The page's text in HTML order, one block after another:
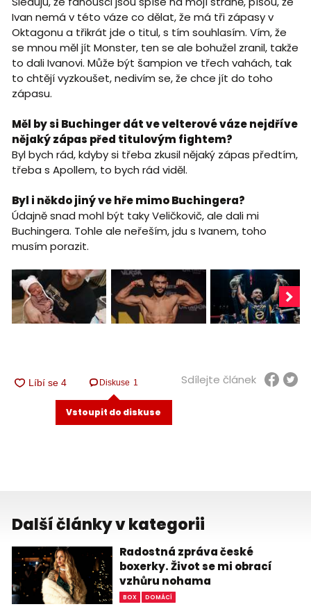
Ivan nemá v této váze co dělat, že má tři zápasy v
Oktagonu a třikrát jde o titul, s tím souhlasím. Vím, že
se mnou měl jít Monster, ten se ale bohužel zranil, takže
to dali Ivanovi. Může být šampion ve třech vahách, tak
to chtějí vyzkoušet, nedivím se, že chce jít do toho
zápasu.
Měl by si Buchinger dát ve velterové váze nejdříve
nějaký zápas před titulovým fightem?
Byl bych rád, kdyby si třeba zkusil nějaký zápas předtím,
třeba s Apollem, to bych rád viděl.
Byl i někdo jiný ve hře mimo Buchingera?
Údajně snad mohl být taky Veličkovič, ale dali mi
Buchingera. Tohle ale neřeším, jdu s Ivanem, toho
musím porazit.
Diskuse 1
Vstoupit do diskuse
Sdílejte článek
Další články v kategorii
Radostná zpráva české
boxerky. Život se mi obrací
vzhůru nohama
BOX DOMÁCÍ